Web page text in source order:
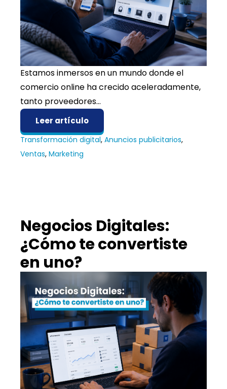
Estamos inmersos en un mundo donde el
comercio online ha crecido aceleradamente,
tanto proveedores...
Leer artículo
Transformación digital, Anuncios publicitarios,
Ventas, Marketing
Negocios Digitales:
¿Cómo te convertiste
en uno?